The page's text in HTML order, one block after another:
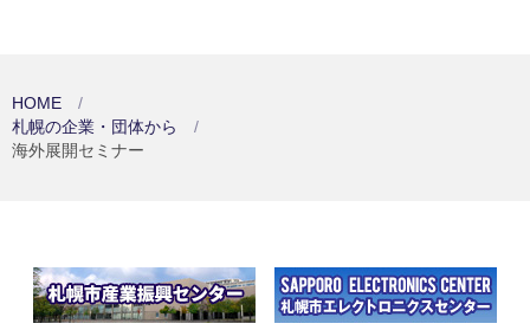
HOME
札幌の企業・団体から
海外展開セミナー